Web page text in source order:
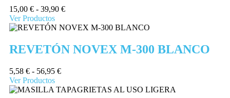
15,00 € - 39,90 €
Ver Productos
REVETÓN NOVEX M-300 BLANCO
5,58 € - 56,95 €
Ver Productos